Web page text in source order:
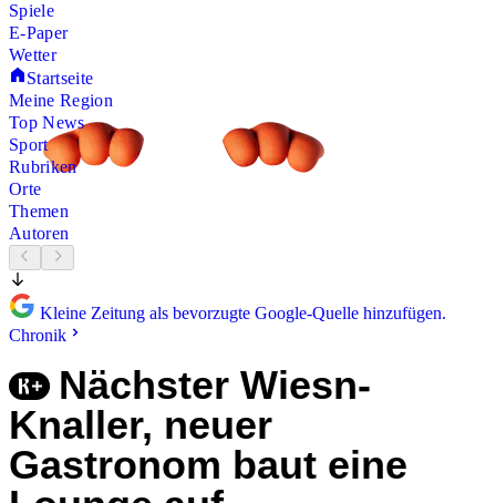
Spiele
E-Paper
Wetter
Startseite
Meine Region
Top News
Sport
Rubriken
Orte
Themen
Autoren
Kleine Zeitung als bevorzugte Google-Quelle hinzufügen.
Chronik
Nächster Wiesn-
Knaller, neuer
Gastronom baut eine